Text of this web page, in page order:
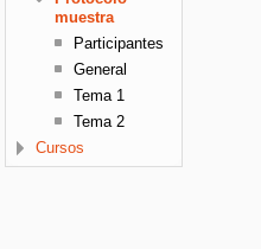
muestra
Participantes
General
Tema 1
Tema 2
Cursos